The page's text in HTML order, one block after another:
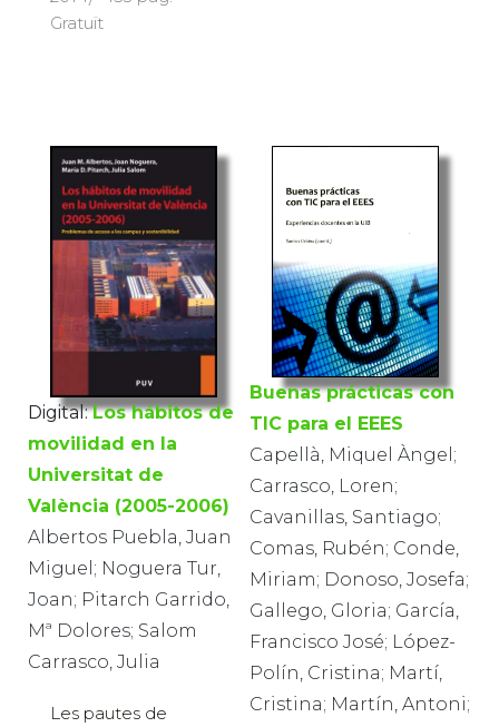
Gratuït
Digital: Los hábitos de
movilidad en la
Universitat de
València (2005-2006)
Albertos Puebla, Juan
Miguel; Noguera Tur,
Joan; Pitarch Garrido,
Mª Dolores; Salom
Carrasco, Julia
Les pautes de
Buenas prácticas con
TIC para el EEES
Capellà, Miquel Àngel;
Carrasco, Loren;
Cavanillas, Santiago;
Comas, Rubén; Conde,
Miriam; Donoso, Josefa;
Gallego, Gloria; García,
Francisco José; López-
Polín, Cristina; Martí,
Cristina; Martín, Antoni;